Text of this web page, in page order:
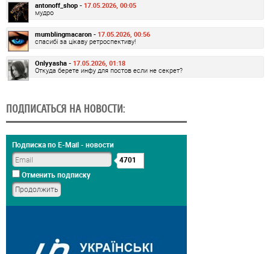
antonoff_shop - 17.05.2026, 00:05
мудро
mumblingmacaron - 17.05.2026, 00:56
спасибі за цікаву ретроспективу!
Onlyyasha - 17.05.2026, 01:18
Откуда берете инфу для постов если не секрет?
ПОДПИСАТЬСЯ НА НОВОСТИ:
Подписка по E-Mail - новости
4701
Отменить подписку